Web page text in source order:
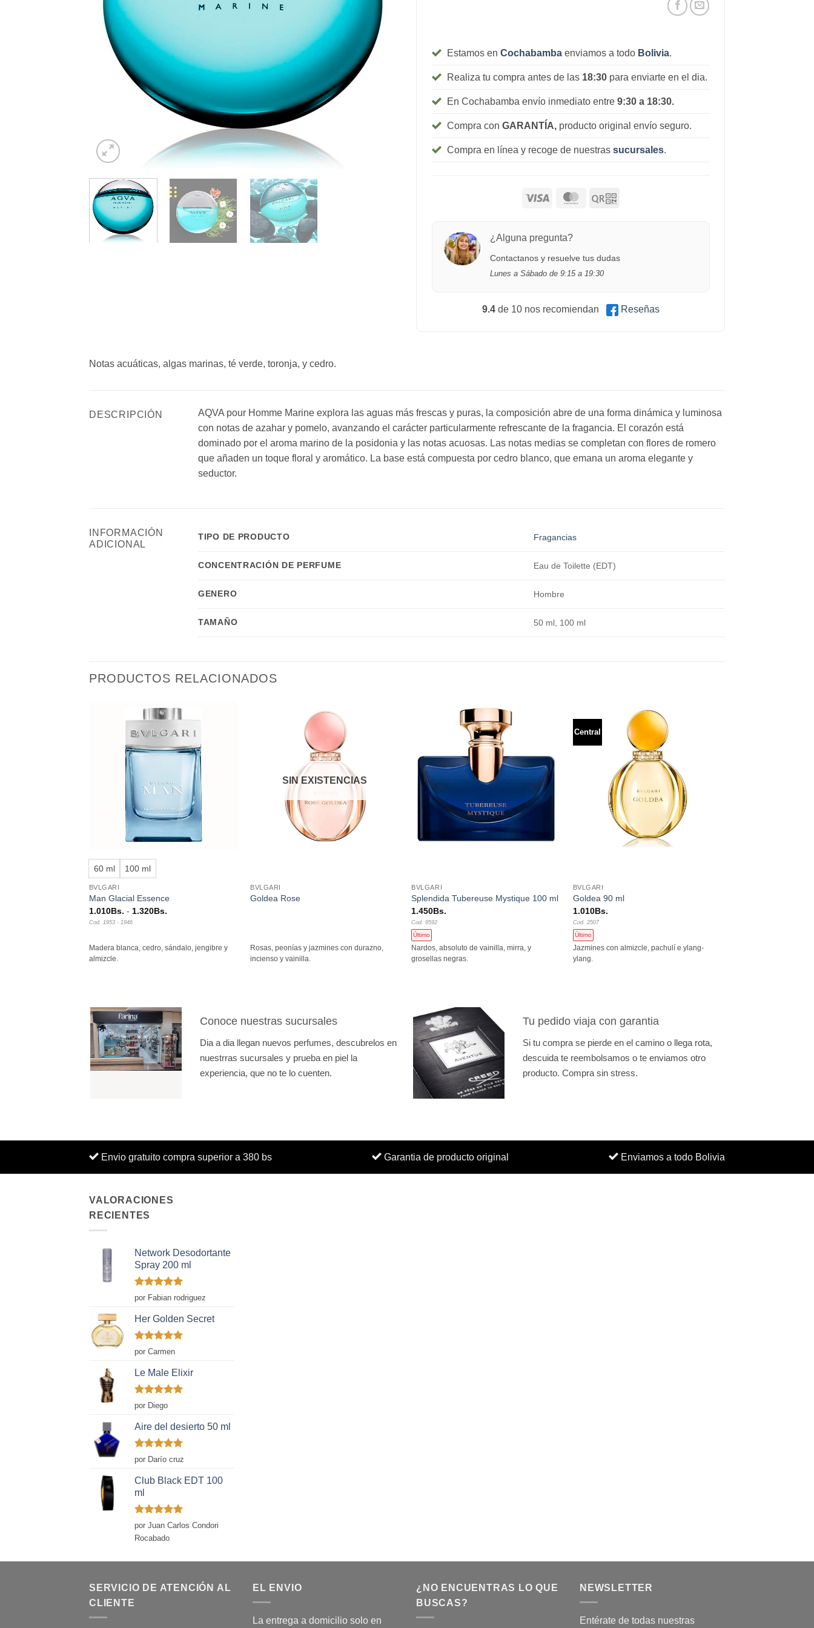
Estamos en Cochabamba enviamos a todo Bolivia.
Realiza tu compra antes de las 18:30para enviarte en el dia.
En Cochabamba envío inmediato entre 9:30 a 18:30.
Compra con GARANTÍA,producto original envío seguro.
Compra en línea y recoge de nuestras sucursales.
¿Alguna pregunta?
Contactanos y resuelve tus dudas
Lunes a Sábado de 9:15 a 19:30
9.4de 10 nos recomiendan Reseñas
Notas acuáticas, algas marinas, té verde, toronja, y cedro.
DESCRIPCIÓN
AQVA pour Homme Marine explora las aguas más frescas y puras, la composición abre de una forma dinámica y luminosa
con notas de azahar y pomelo, avanzando el carácter particularmente refrescante de la fragancia. El corazón está
dominado por el aroma marino de la posidonia y las notas acuosas. Las notas medias se completan con flores de romero
que añaden un toque floral y aromático. La base está compuesta por cedro blanco, que emana un aroma elegante y
seductor.
INFORMACIÓN
ADICIONAL
TIPO DE PRODUCTO Fragancias
CONCENTRACIÓN DE PERFUME Eau de Toilette (EDT)
GENERO Hombre
TAMAÑO 50 ml, 100 ml
PRODUCTOS RELACIONADOS
60 ml 100 ml
BVLGARI
Man Glacial Essence
1.010Bs. - 1.320Bs.
1.010Bs.
hasta
Cod. 1953 - 1946
Madera blanca, cedro, sándalo, jengibre y
almizcle.
SIN EXISTENCIAS
BVLGARI
Goldea Rose
Rosas, peonías y jazmines con durazno,
incienso y vainilla.
deseos
+
BVLGARI
Splendida Tubereuse Mystique 100 ml
1.450Bs.
Cod. 9592
Último
Nardos, absoluto de vainilla, mirra, y
grosellas negras.
Central
BVLGARI
Goldea 90 ml
1.010Bs.
Cod. 2507
Último
Jazmines con almizcle, pachulí e ylang-
ylang.
Conoce nuestras sucursales
Dia a dia llegan nuevos perfumes, descubrelos en
nuestrras sucursales y prueba en piel la
experiencia, que no te lo cuenten.
Tu pedido viaja con garantia
Si tu compra se pierde en el camino o llega rota,
descuida te reembolsamos o te enviamos otro
producto. Compra sin stress.
Envio gratuito compra superior a 380 bs Garantia de producto original Enviamos a todo Bolivia
VALORACIONES
RECIENTES
Network Desodortante
Spray 200 ml
Valorado
con
por Fabian rodriguez
Her Golden Secret
Valorado
con
por Carmen
Le Male Elixir
Valorado
con
de 5
por Diego
Aire del desierto 50 ml
Valorado
con
por Darío cruz
Club Black EDT 100
ml
Valorado
con 5 de 5
por Juan Carlos Condori
Rocabado
SERVICIO DE ATENCIÓN AL
CLIENTE
EL ENVIO
La entrega a domicilio solo en
¿NO ENCUENTRAS LO QUE
BUSCAS?
NEWSLETTER
Entérate de todas nuestras